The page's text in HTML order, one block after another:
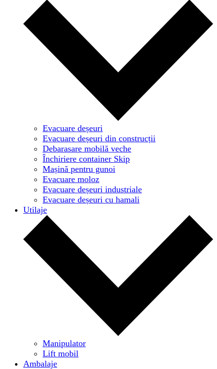
Evacuare deșeuri
Evacuare deșeuri din construcții
Debarasare mobilă veche
Închiriere container Skip
Mașină pentru gunoi
Evacuare moloz
Evacuare deșeuri industriale
Evacuare deșeuri cu hamali
Utilaje
Manipulator
Lift mobil
Ambalaje